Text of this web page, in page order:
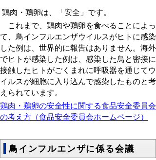
鶏肉・鶏卵は、「安全」です。
これまで、鶏肉や鶏卵を食べることによっ
て、鳥インフルエンザウイルスがヒトに感染
した例は、世界的に報告はありません。海外
でヒトが感染した例は、感染した鳥と密接に
接触したヒトがごくまれに呼吸器を通じてウ
イルスが細胞に入り込んで感染したものと考
えられています。
鶏肉・鶏卵の安全性に関する食品安全委員会
の考え方（食品安全委員会ホームページ）
鳥インフルエンザに係る会議